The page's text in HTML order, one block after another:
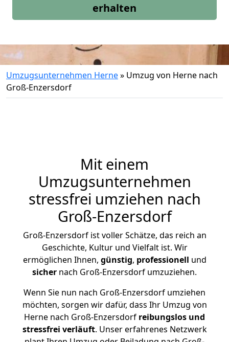
erhalten
Umzugsunternehmen Herne» Umzug von Herne nach
Groß-Enzersdorf
Mit einem
Umzugsunternehmen
stressfrei umziehen nach
Groß-Enzersdorf
Groß-Enzersdorf ist voller Schätze, das reich an
Geschichte, Kultur und Vielfalt ist. Wir
ermöglichen Ihnen, günstig, professionell und
sicher nach Groß-Enzersdorf umzuziehen.
Wenn Sie nun nach Groß-Enzersdorf umziehen
möchten, sorgen wir dafür, dass Ihr Umzug von
Herne nach Groß-Enzersdorf reibungslos und
stressfrei verläuft. Unser erfahrenes Netzwerk